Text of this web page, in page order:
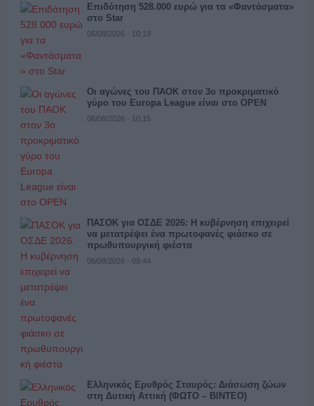
Επιδότηση 528.000 ευρώ για τα «Φαντάσματα»
στο Star
06/08/2026 - 10:19
Οι αγώνες του ΠΑΟΚ στον 3ο προκριματικό
γύρο του Europa League είναι στο OPEN
06/08/2026 - 10:15
ΠΑΣΟΚ για ΟΣΔΕ 2026: Η κυβέρνηση επιχειρεί
να μετατρέψει ένα πρωτοφανές φιάσκο σε
πρωθυπουργική φιέστα
06/08/2026 - 09:44
Ελληνικός Ερυθρός Σταυρός: Διάσωση ζώων
στη Δυτική Αττική (ΦΩΤΟ – ΒΙΝΤΕΟ)